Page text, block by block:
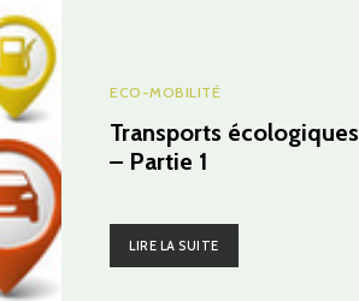
ECO-MOBILITÉ
Transports écologiques
– Partie 1
LIRE LA SUITE